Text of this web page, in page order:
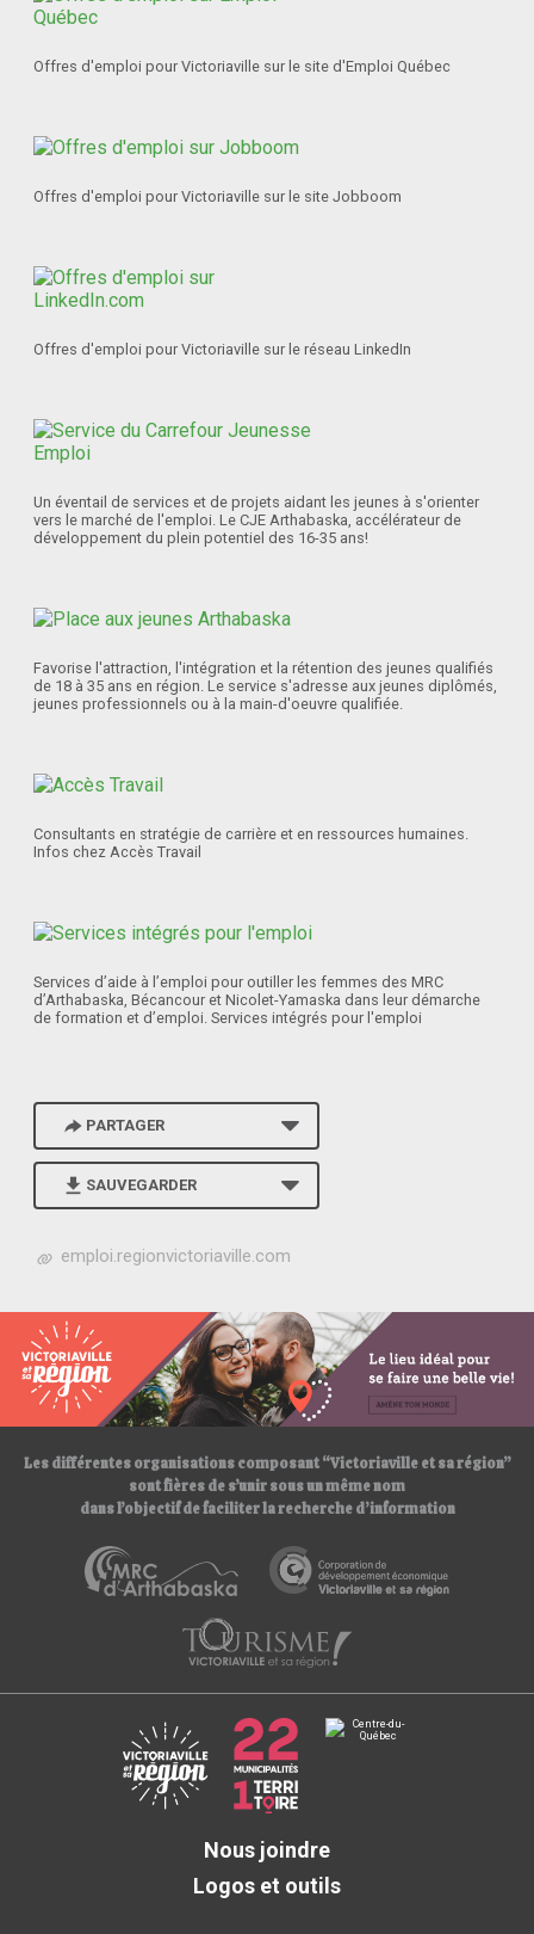
Offres d'emploi pour Victoriaville sur le site d'Emploi Québec
Offres d'emploi pour Victoriaville sur le site Jobboom
Offres d'emploi pour Victoriaville sur le réseau LinkedIn
Un éventail de services et de projets aidant les jeunes à s'orienter
vers le marché de l'emploi. Le CJE Arthabaska, accélérateur de
développement du plein potentiel des 16-35 ans!
Favorise l'attraction, l'intégration et la rétention des jeunes qualifiés
de 18 à 35 ans en région. Le service s'adresse aux jeunes diplômés,
jeunes professionnels ou à la main-d'oeuvre qualifiée.
Consultants en stratégie de carrière et en ressources humaines.
Infos chez Accès Travail
Services d’aide à l’emploi pour outiller les femmes des MRC
d’Arthabaska, Bécancour et Nicolet-Yamaska dans leur démarche
de formation et d’emploi. Services intégrés pour l'emploi
PARTAGER
SAUVEGARDER
h
p
s
:
/
/
emploi.regionvictoriaville.com
Les différentes organisations composant “Victoriaville et sa région”
sont fières de s’unir sous un même nom
dans l’objectif de faciliter la recherche d’information
Nous joindre
Logos et outils